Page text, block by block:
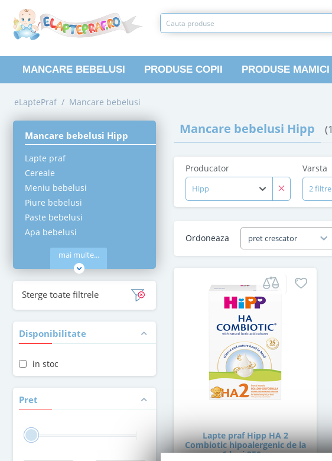
MANCARE BEBELUSI PRODUSE COPII PRODUSE MAMICI
eLaptePraf / Mancare bebelusi
Mancare bebelusi Hipp
Lapte praf
Cereale
Meniu bebelusi
Piure bebelusi
Paste bebelusi
Apa bebelusi
mai multe...
Sterge toate filtrele
Disponibilitate
in stoc
Pret
Mancare bebelusi Hipp
Producator
Hipp
Varsta
2 filtre
Ordoneaza pret crescator
Lapte praf Hipp HA 2
Combiotic hipoalergenic de la
6 luni 350 g